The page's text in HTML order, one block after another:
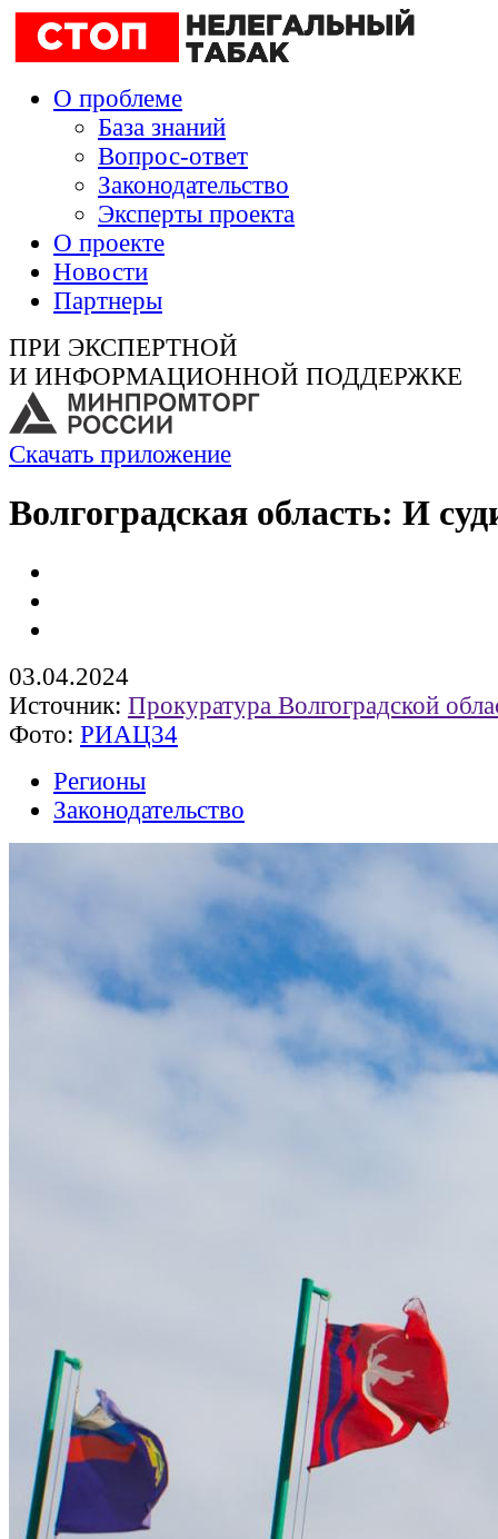
О проблеме
База знаний
Вопрос-ответ
Законодательство
Эксперты проекта
О проекте
Новости
Партнеры
ПРИ ЭКСПЕРТНОЙ
И ИНФОРМАЦИОННОЙ ПОДДЕРЖКЕ
Скачать приложение
Волгоградская область: И
03.04.2024
Источник: Прокуратура Волгоградской
Фото: РИАЦ34
Регионы
Законодательство